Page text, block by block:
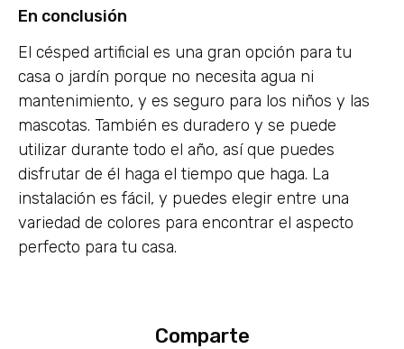
En conclusión
El césped artificial es una gran opción para tu
casa o jardín porque no necesita agua ni
mantenimiento, y es seguro para los niños y las
mascotas. También es duradero y se puede
utilizar durante todo el año, así que puedes
disfrutar de él haga el tiempo que haga. La
instalación es fácil, y puedes elegir entre una
variedad de colores para encontrar el aspecto
perfecto para tu casa.
Comparte